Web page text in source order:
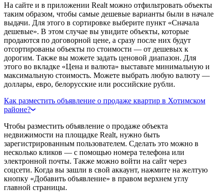
На сайте и в приложении Realt можно отфильтровать объекты
таким образом, чтобы самые дешевые варианты были в начале
выдачи. Для этого в сортировке выберите пункт «Сначала
дешевые». В этом случае вы увидите объекты, которые
продаются по договорной цене, а сразу после них будут
отсортированы объекты по стоимости — от дешевых к
дорогим. Также вы можете задать ценовой диапазон. Для
этого во вкладке «Цена и валюта» выставьте минимальную и
максимальную стоимость. Можете выбрать любую валюту —
доллары, евро, белорусские или российские рубли.
Как разместить объявление о продаже квартир в Хотимском
районе?
Чтобы разместить объявление о продаже объекта
недвижимости на площадке Realt, нужно быть
зарегистрированным пользователем. Сделать это можно в
несколько кликов — с помощью номера телефона или
электронной почты. Также можно войти на сайт через
соцсети. Когда вы зашли в свой аккаунт, нажмите на желтую
кнопку «Добавить объявление» в правом верхнем углу
главной страницы.